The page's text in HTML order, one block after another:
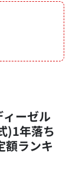
ーゼル
)1年落ち
額ランキ